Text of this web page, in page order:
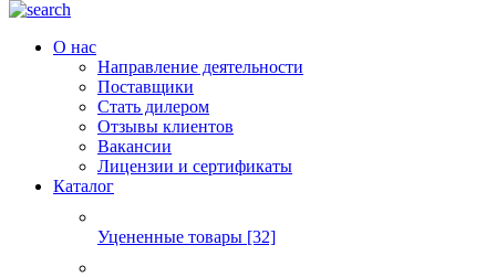
О нас
Направление деятельности
Поставщики
Стать дилером
Отзывы клиентов
Вакансии
Лицензии и сертификаты
Каталог
Уцененные товары [32]